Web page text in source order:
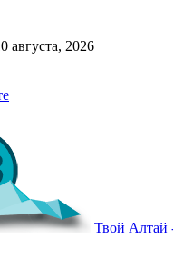
августа, 2026
Твой Алтай